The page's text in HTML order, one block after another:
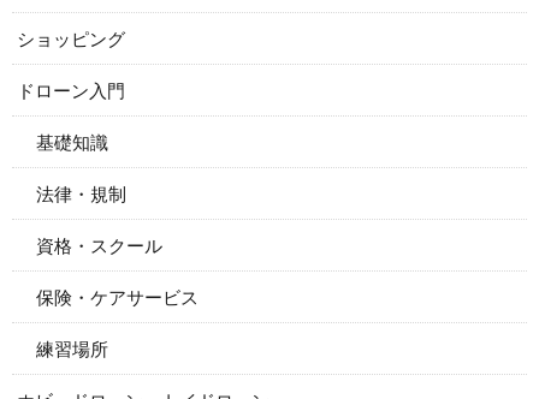
ショッピング
ドローン入門
基礎知識
法律・規制
資格・スクール
保険・ケアサービス
練習場所